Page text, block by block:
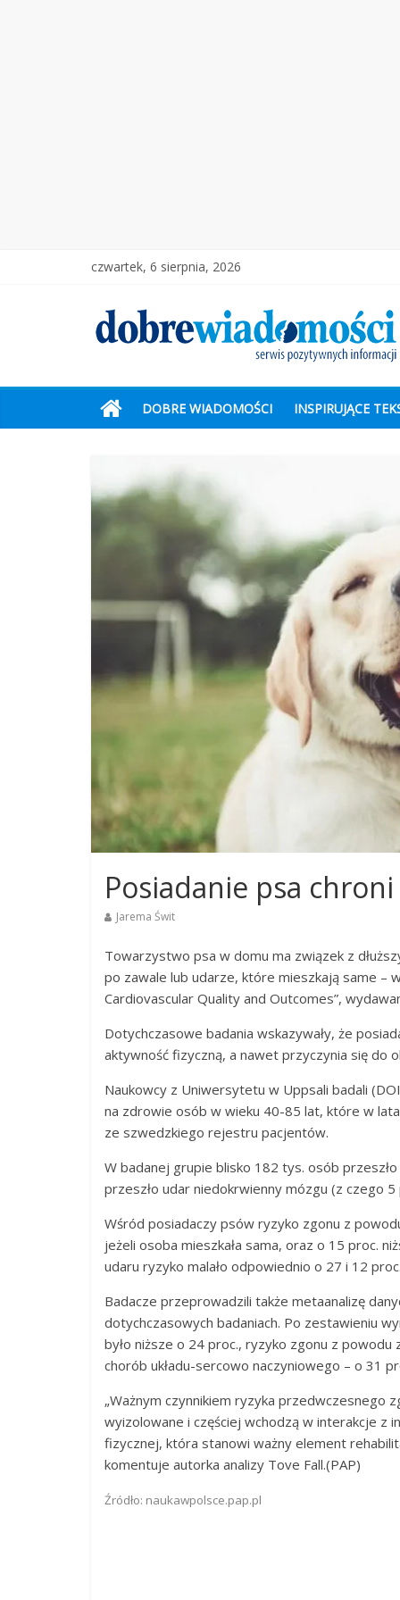
czwartek, 6 sierpnia, 2026
DOBRE WIADOMOŚCI INSPIRUJĄCE
Posiadanie psa
Jarema Świt
Towarzystwo psa w domu ma związek z
po zawale lub udarze, które mieszkają same –
Cardiovascular Quality and Outcomes”,
Dotychczasowe badania wskazywały, że
aktywność fizyczną, a nawet przyczynia się do
Naukowcy z Uniwersytetu w Uppsali badali
na zdrowie osób w wieku 40-85 lat, które w
ze szwedzkiego rejestru pacjentów.
W badanej grupie blisko 182 tys. osób
przeszło udar niedokrwienny mózgu (z czego 5
Wśród posiadaczy psów ryzyko zgonu z
jeżeli osoba mieszkała sama, oraz o 15 proc.
udaru ryzyko malało odpowiednio o 27 i 12 proc.
Badacze przeprowadzili także metaanalizę
dotychczasowych badaniach. Po zestawieniu
było niższe o 24 proc., ryzyko zgonu z powodu
chorób układu-sercowo naczyniowego – o 31
„Ważnym czynnikiem ryzyka przedwczesnego
wyizolowane i częściej wchodzą w interakcje z
fizycznej, która stanowi ważny element
komentuje autorka analizy Tove Fall.(PAP)
Źródło: naukawpolsce.pap.pl